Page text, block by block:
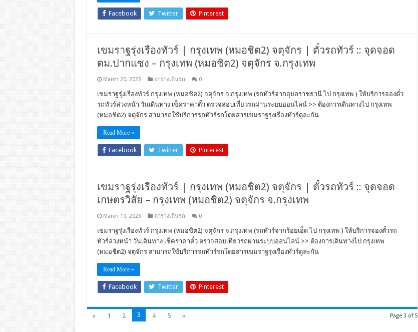
Facebook Twitter Pinterest
เขมราฐรุ่งเรืองทัวร์ | กรุงเทพ (หมอชิต2) จตุจักร | ตั๋วรถทัวร์ :: จุดจอด
ตม.ปากแซง – กรุงเทพ (หมอชิต2) จตุจักร จ.กรุงเทพ
March 20, 2023 ตารางเดินรถ 0
เขมราฐรุ่งเรืองทัวร์ กรุงเทพ (หมอชิต2) จตุจักร จ.กรุงเทพ (รถทัวร์จากอุบลราชธานี ไป กรุงเทพ ) ให้บริการจองตั๋ว
รถทัวร์ล่วงหน้า วันเดินทาง เช็คราคาตั๋ว ตรวจสอบเที่ยวรถผ่านระบบออนไลน์ >> ต้องการเดินทางไป กรุงเทพ
(หมอชิต2) จตุจักร สามารถใช้บริการรถทัวร์รถโดยสารเขมราฐรุ่งเรืองทัวร์ดูละกัน
Read More »
Facebook Twitter Pinterest
เขมราฐรุ่งเรืองทัวร์ | กรุงเทพ (หมอชิต2) จตุจักร | ตั๋วรถทัวร์ :: จุดจอด
เกษตรวิสัย – กรุงเทพ (หมอชิต2) จตุจักร จ.กรุงเทพ
March 19, 2023 ตารางเดินรถ 0
เขมราฐรุ่งเรืองทัวร์ กรุงเทพ (หมอชิต2) จตุจักร จ.กรุงเทพ (รถทัวร์จากร้อยเอ็ด ไป กรุงเทพ ) ให้บริการจองตั๋วรถ
ทัวร์ล่วงหน้า วันเดินทาง เช็คราคาตั๋ว ตรวจสอบเที่ยวรถผ่านระบบออนไลน์ >> ต้องการเดินทางไป กรุงเทพ
(หมอชิต2) จตุจักร สามารถใช้บริการรถทัวร์รถโดยสารเขมราฐรุ่งเรืองทัวร์ดูละกัน
Read More »
Facebook Twitter Pinterest
Page 3 of 5
« 1 2 3 4 5 »